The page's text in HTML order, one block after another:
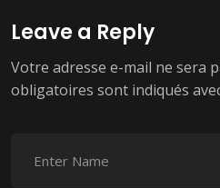
Leave a Reply
Votre adresse e-mail ne sera
obligatoires sont indiqués